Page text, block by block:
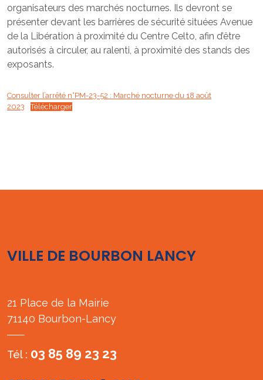
organisateurs des marchés nocturnes. Ils devront se
présenter devant les barrières de sécurité situées Avenue
de la Libération à proximité du Centre Celto, afin d’être
autorisés à circuler, au ralenti, à proximité des stands des
exposants.
Consulter l’arrêté n°PM-23-52 : Marché nocturne du 18 août
2023
Télécharger
VILLE DE BOURBON LANCY
21 Place de la Mairie
71140 Bourbon-Lancy
Tél : 03 85 89 23 23